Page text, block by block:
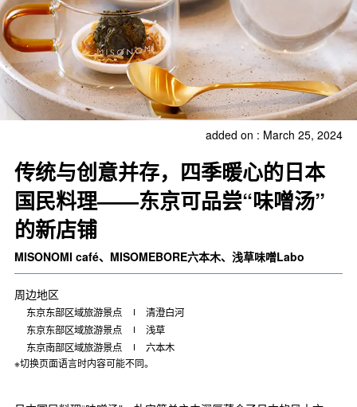
added on : March 25, 2024
传统与创意并存，四季暖心的日本
国民料理——东京可品尝“味噌汤”
的新店铺
MISONOMI café、MISOMEBORE六本木、浅草味噌Labo
周边地区
东京东部区域旅游景点
清澄白河
东京东部区域旅游景点
浅草
东京南部区域旅游景点
六本木
※切换页面语言时内容可能不同。